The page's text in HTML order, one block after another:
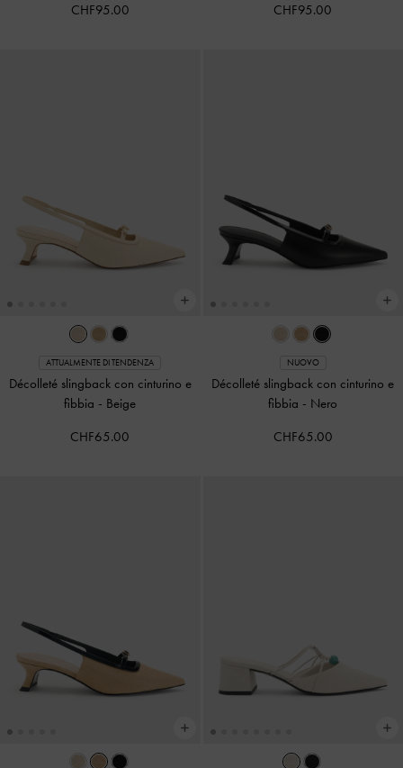
CHF95.00 CHF95.00
ATTUALMENTE DI TENDENZA
Décolleté slingback con cinturino e
fibbia - Beige
CHF65.00
NUOVO
Décolleté slingback con cinturino e
fibbia - Nero
CHF65.00